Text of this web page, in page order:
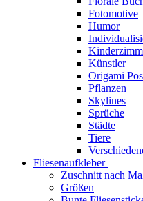
Fotomotive
Humor
Künstler
Origami
Pflanzen
Skylines
Sprüche
Städte
Tiere
Fliesenaufkleber
Zuschnitt nach
Größen